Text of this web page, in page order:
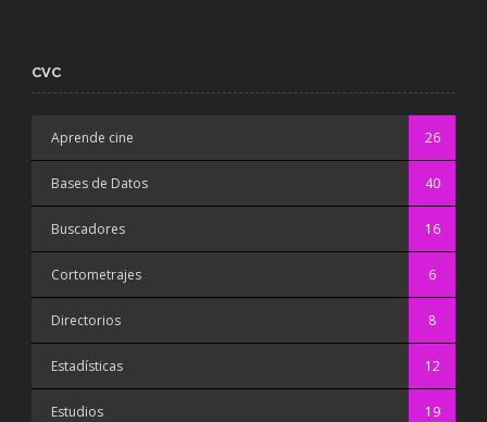
CVC
Aprende cine 26
Bases de Datos 40
Buscadores 16
Cortometrajes 6
Directorios 8
Estadísticas 12
Estudios 19